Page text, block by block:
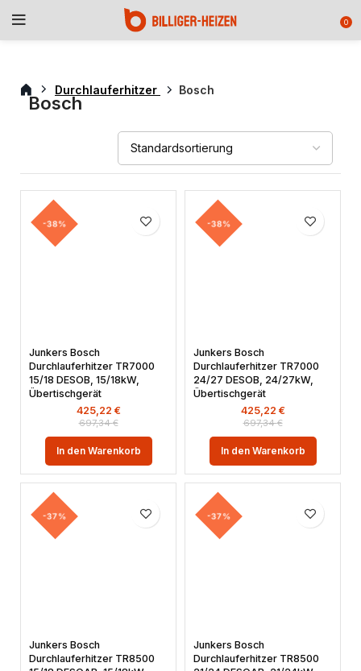
0
Durchlauferhitzer Bosch
Bosch
-38%
Junkers Bosch
Durchlauferhitzer TR7000
15/18 DESOB, 15/18kW,
Übertischgerät
697,34€
425,22 €
In den Warenkorb
-38%
Junkers Bosch
Durchlauferhitzer TR7000
24/27 DESOB, 24/27kW,
Übertischgerät
697,34€
425,22 €
In den Warenkorb
-37%
Junkers Bosch
Durchlauferhitzer TR8500
-37%
Junkers Bosch
Durchlauferhitzer TR8500